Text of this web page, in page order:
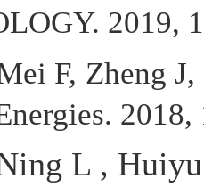
2019,
F, Zheng
L ,